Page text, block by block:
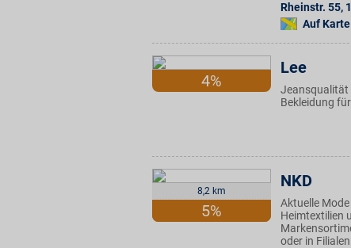
Rheinstr. 55,
Auf
4%
Lee
Jeansqualität
Bekleidung
8,2 km
5%
NKD
Aktuelle
Heimtextilien
oder in